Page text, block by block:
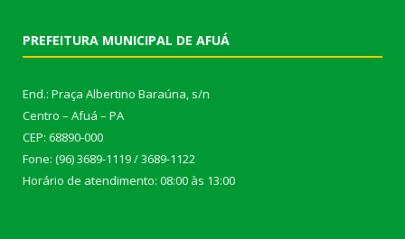
PREFEITURA MUNICIPAL DE AFUÁ
End.: Praça Albertino Baraúna, s/n
Centro – Afuá – PA
CEP: 68890-000
Fone: (96) 3689-1119 / 3689-1122
Horário de atendimento: 08:00 às 13:00